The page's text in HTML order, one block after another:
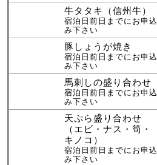
牛タタキ（信州牛）
宿泊日前日までにお申込
み下さい
豚しょうが焼き
宿泊日前日までにお申込
み下さい
馬刺しの盛り合わせ
宿泊日前日までにお申込
み下さい
天ぷら盛り合わせ
（エビ・ナス・筍・
キノコ）
宿泊日前日までにお申込
み下さい